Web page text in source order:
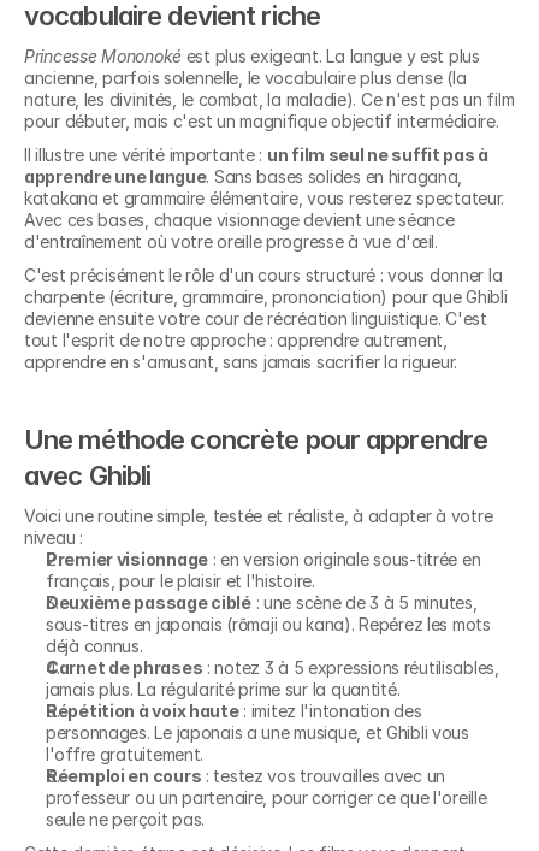
vocabulaire devient riche
Princesse Mononoké est plus exigeant. La langue y est plus
ancienne, parfois solennelle, le vocabulaire plus dense (la
nature, les divinités, le combat, la maladie). Ce n'est pas un film
pour débuter, mais c'est un magnifique objectif intermédiaire.
Il illustre une vérité importante : un film seul ne suffit pas à
apprendre une langue. Sans bases solides en hiragana,
katakana et grammaire élémentaire, vous resterez spectateur.
Avec ces bases, chaque visionnage devient une séance
d'entraînement où votre oreille progresse à vue d'œil.
C'est précisément le rôle d'un cours structuré : vous donner la
charpente (écriture, grammaire, prononciation) pour que Ghibli
devienne ensuite votre cour de récréation linguistique. C'est
tout l'esprit de notre approche : apprendre autrement,
apprendre en s'amusant, sans jamais sacrifier la rigueur.
Une méthode concrète pour apprendre
avec Ghibli
Voici une routine simple, testée et réaliste, à adapter à votre
niveau :
Premier visionnage : en version originale sous-titrée en
français, pour le plaisir et l'histoire.
Deuxième passage ciblé : une scène de 3 à 5 minutes,
sous-titres en japonais (rōmaji ou kana). Repérez les mots
déjà connus.
Carnet de phrases : notez 3 à 5 expressions réutilisables,
jamais plus. La régularité prime sur la quantité.
Répétition à voix haute : imitez l'intonation des
personnages. Le japonais a une musique, et Ghibli vous
l'offre gratuitement.
Réemploi en cours : testez vos trouvailles avec un
professeur ou un partenaire, pour corriger ce que l'oreille
seule ne perçoit pas.